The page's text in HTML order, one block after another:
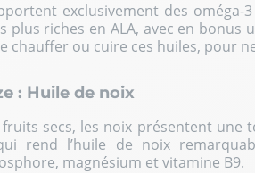
exclusivement des oméga-
plus riches en ALA, avec en bonus
chauffer ou cuire ces huiles, pour
: Huile de noix
secs, les noix présentent une
rend l’huile de noix
magnésium et vitamine B9.